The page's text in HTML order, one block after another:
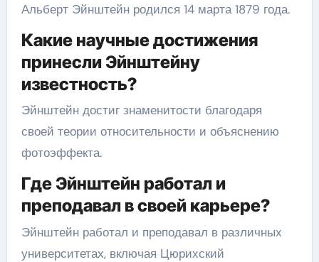
Альберт Эйнштейн родился 14 марта 1879 года.
Какие научные достижения
принесли Эйнштейну
известность?
Эйнштейн достиг знаменитости благодаря
своей теории относительности и объяснению
фотоэффекта.
Где Эйнштейн работал и
преподавал в своей карьере?
Эйнштейн работал и преподавал в различных
университетах, включая Цюрихский